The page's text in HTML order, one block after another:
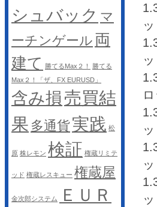
ッ
ッ
ロ
ッ
ッ
ッ
シュバック マ
ーチンゲール 両
建て
勝てるMax２！
勝てる
Max２！「ザ、FX EURUSD」
含み損売買結
果 多通貨実践 松
原 株レモン 検証 権蔵リミテ
ッド 権蔵レスキュー 権蔵屋
金次郎システム
ＥＵＲ